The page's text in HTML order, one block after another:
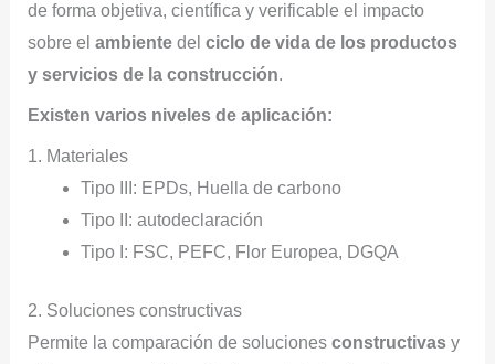
de forma objetiva, científica y verificable el impacto
sobre el ambiente del ciclo de vida de los productos
y servicios de la construcción.
Existen varios niveles de aplicación:
1. Materiales
Tipo III: EPDs, Huella de carbono
Tipo II: autodeclaración
Tipo I: FSC, PEFC, Flor Europea, DGQA
2. Soluciones constructivas
Permite la comparación de soluciones constructivasy